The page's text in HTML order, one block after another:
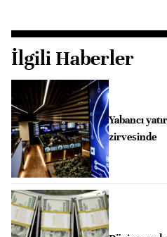
İlgili Haberler
Yabancı
zirvesinde